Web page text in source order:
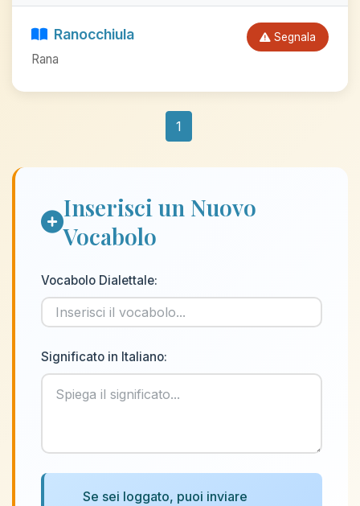
Ranocchiula
Rana
Segnala
1
Inserisci un Nuovo
Vocabolo
Vocabolo Dialettale:
Significato in Italiano:
Se sei loggato, puoi inviare